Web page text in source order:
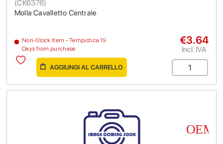
Molla Cavalletto Centrale
(CK6376)
Non-Stock Item - Tempistica 19
Days from purchase
€3.64
Incl. IVA
AGGIUNGI AL CARRELLO